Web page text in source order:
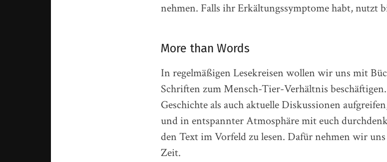
nehmen. Falls ihr Erkältungssymptome habt, nutzt
More than Words
In regelmäßigen Lesekreisen wollen wir uns mit
Schriften zum Mensch-Tier-Verhältnis
Geschichte als auch aktuelle Diskussionen
und in entspannter Atmosphäre mit euch
den Text im Vorfeld zu lesen. Dafür nehmen wir uns
Zeit.